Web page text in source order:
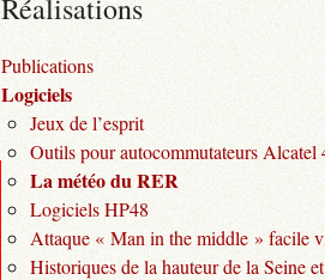
Réalisations
Publications
Logiciels
Jeux de l’esprit
Outils pour autocommutateurs Alcatel
La météo du RER
Logiciels HP48
Attaque « Man in the middle » facile
Historiques de la hauteur de la Seine